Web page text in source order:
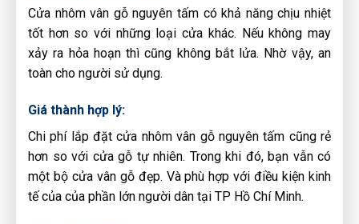
Cửa nhôm vân gỗ nguyên tấm có khả năng chịu nhiệt
tốt hơn so với những loại cửa khác. Nếu không may
xảy ra hỏa hoạn thì cũng không bắt lửa. Nhờ vậy, an
toàn cho người sử dụng.
Giá thành hợp lý:
Chi phí lắp đặt cửa nhôm vân gỗ nguyên tấm cũng rẻ
hơn so với cửa gỗ tự nhiên. Trong khi đó, bạn vẫn có
một bộ cửa vân gỗ đẹp. Và phù hợp với điều kiện kinh
tế của của phần lớn người dân tại TP Hồ Chí Minh.